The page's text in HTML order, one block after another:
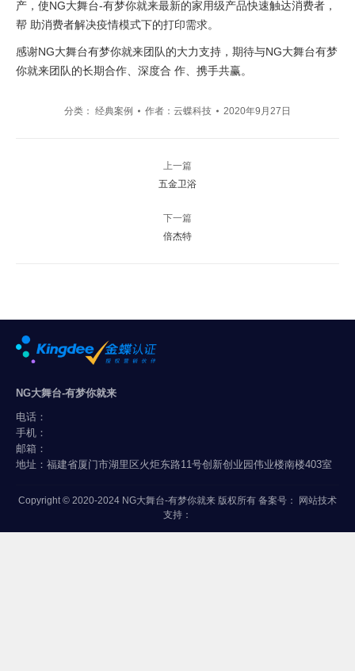
产，使NG大舞台-有梦你就来最新的家用级产品快速触达消费者，
帮 助消费者解决疫情模式下的打印需求。
感谢NG大舞台有梦你就来团队的大力支持，期待与NG大舞台有梦
你就来团队的长期合作、深度合 作、携手共赢。
分类： 经典案例 作者： 云蝶科技 2020年9月27日
上一篇
上
篇
文
五金卫浴
下一篇
下
倍杰特
NG大舞台-有梦你就来
电话：
手机：
邮箱：
地址：福建省厦门市湖里区火炬东路11号创新创业园伟业楼南楼403室
Copyright © 2020-2024 NG大舞台-有梦你就来 版权所有 备案号： 网站技术
支持：